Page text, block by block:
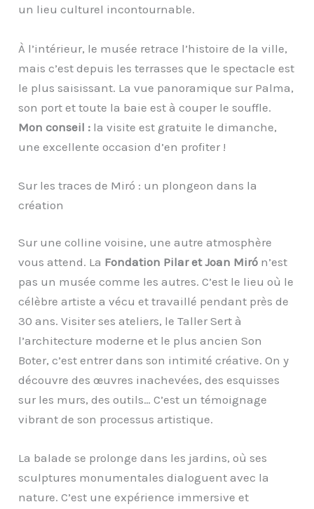
un lieu culturel incontournable.
À l’intérieur, le musée retrace l’histoire de la ville,
mais c’est depuis les terrasses que le spectacle est
le plus saisissant. La vue panoramique sur Palma,
son port et toute la baie est à couper le souffle.
Mon conseil : la visite est gratuite le dimanche,
une excellente occasion d’en profiter !
Sur les traces de Miró : un plongeon dans la
création
Sur une colline voisine, une autre atmosphère
vous attend. La Fondation Pilar et Joan Miró n’est
pas un musée comme les autres. C’est le lieu où le
célèbre artiste a vécu et travaillé pendant près de
30 ans. Visiter ses ateliers, le Taller Sert à
l’architecture moderne et le plus ancien Son
Boter, c’est entrer dans son intimité créative. On y
découvre des œuvres inachevées, des esquisses
sur les murs, des outils… C’est un témoignage
vibrant de son processus artistique.
La balade se prolonge dans les jardins, où ses
sculptures monumentales dialoguent avec la
nature. C’est une expérience immersive et